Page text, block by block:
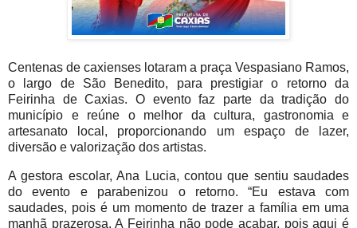
Centenas de caxienses lotaram a praça Vespasiano Ramos,
o largo de São Benedito, para prestigiar o retorno da
Feirinha de Caxias. O evento faz parte da tradição do
município e reúne o melhor da cultura, gastronomia e
artesanato local, proporcionando um espaço de lazer,
diversão e valorização dos artistas.
A gestora escolar, Ana Lucia, contou que sentiu saudades
do evento e parabenizou o retorno. “Eu estava com
saudades, pois é um momento de trazer a família em uma
manhã prazerosa. A Feirinha não pode acabar, pois aqui é